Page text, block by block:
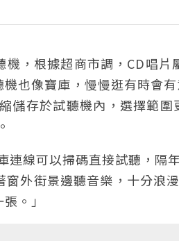
，根據超商市調，CD唱
也像寶庫，慢慢逛有時會
儲存於試聽機內，選擇範
線可以掃碼直接試聽，隔
外街景邊聽音樂，十分浪
。」